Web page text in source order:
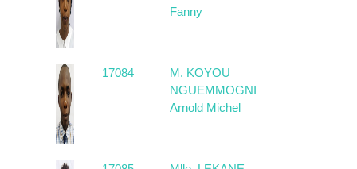
Fanny
17084
M. KOYOU
NGUEMMOGNI
Arnold Michel